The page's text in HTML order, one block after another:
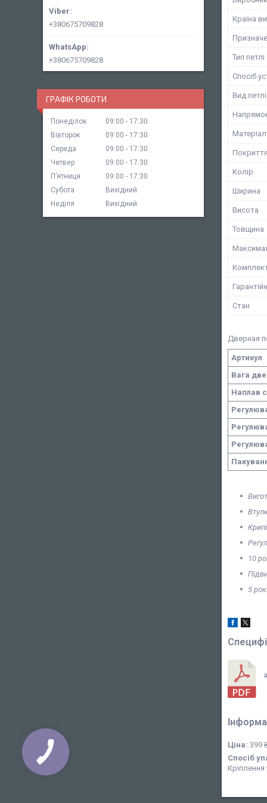
Країна
Тип петлі
Спосіб
Вид
Матеріал
Колір
Ширина
Висота
Товщина
Стан
Дверная
Артикул
Вага
Наплав
10
5
Ціна: 399
Спосіб
+380675709828
+380675709828
ГРАФІК РОБОТИ
Понеділок 09:00
17:30
Вівторок
09:00
17:30
Середа
09:00
17:30
Четвер
09:00
17:30
Пʼятниця
09:00
17:30
Субота
Вихідний
Неділя
Вихідний